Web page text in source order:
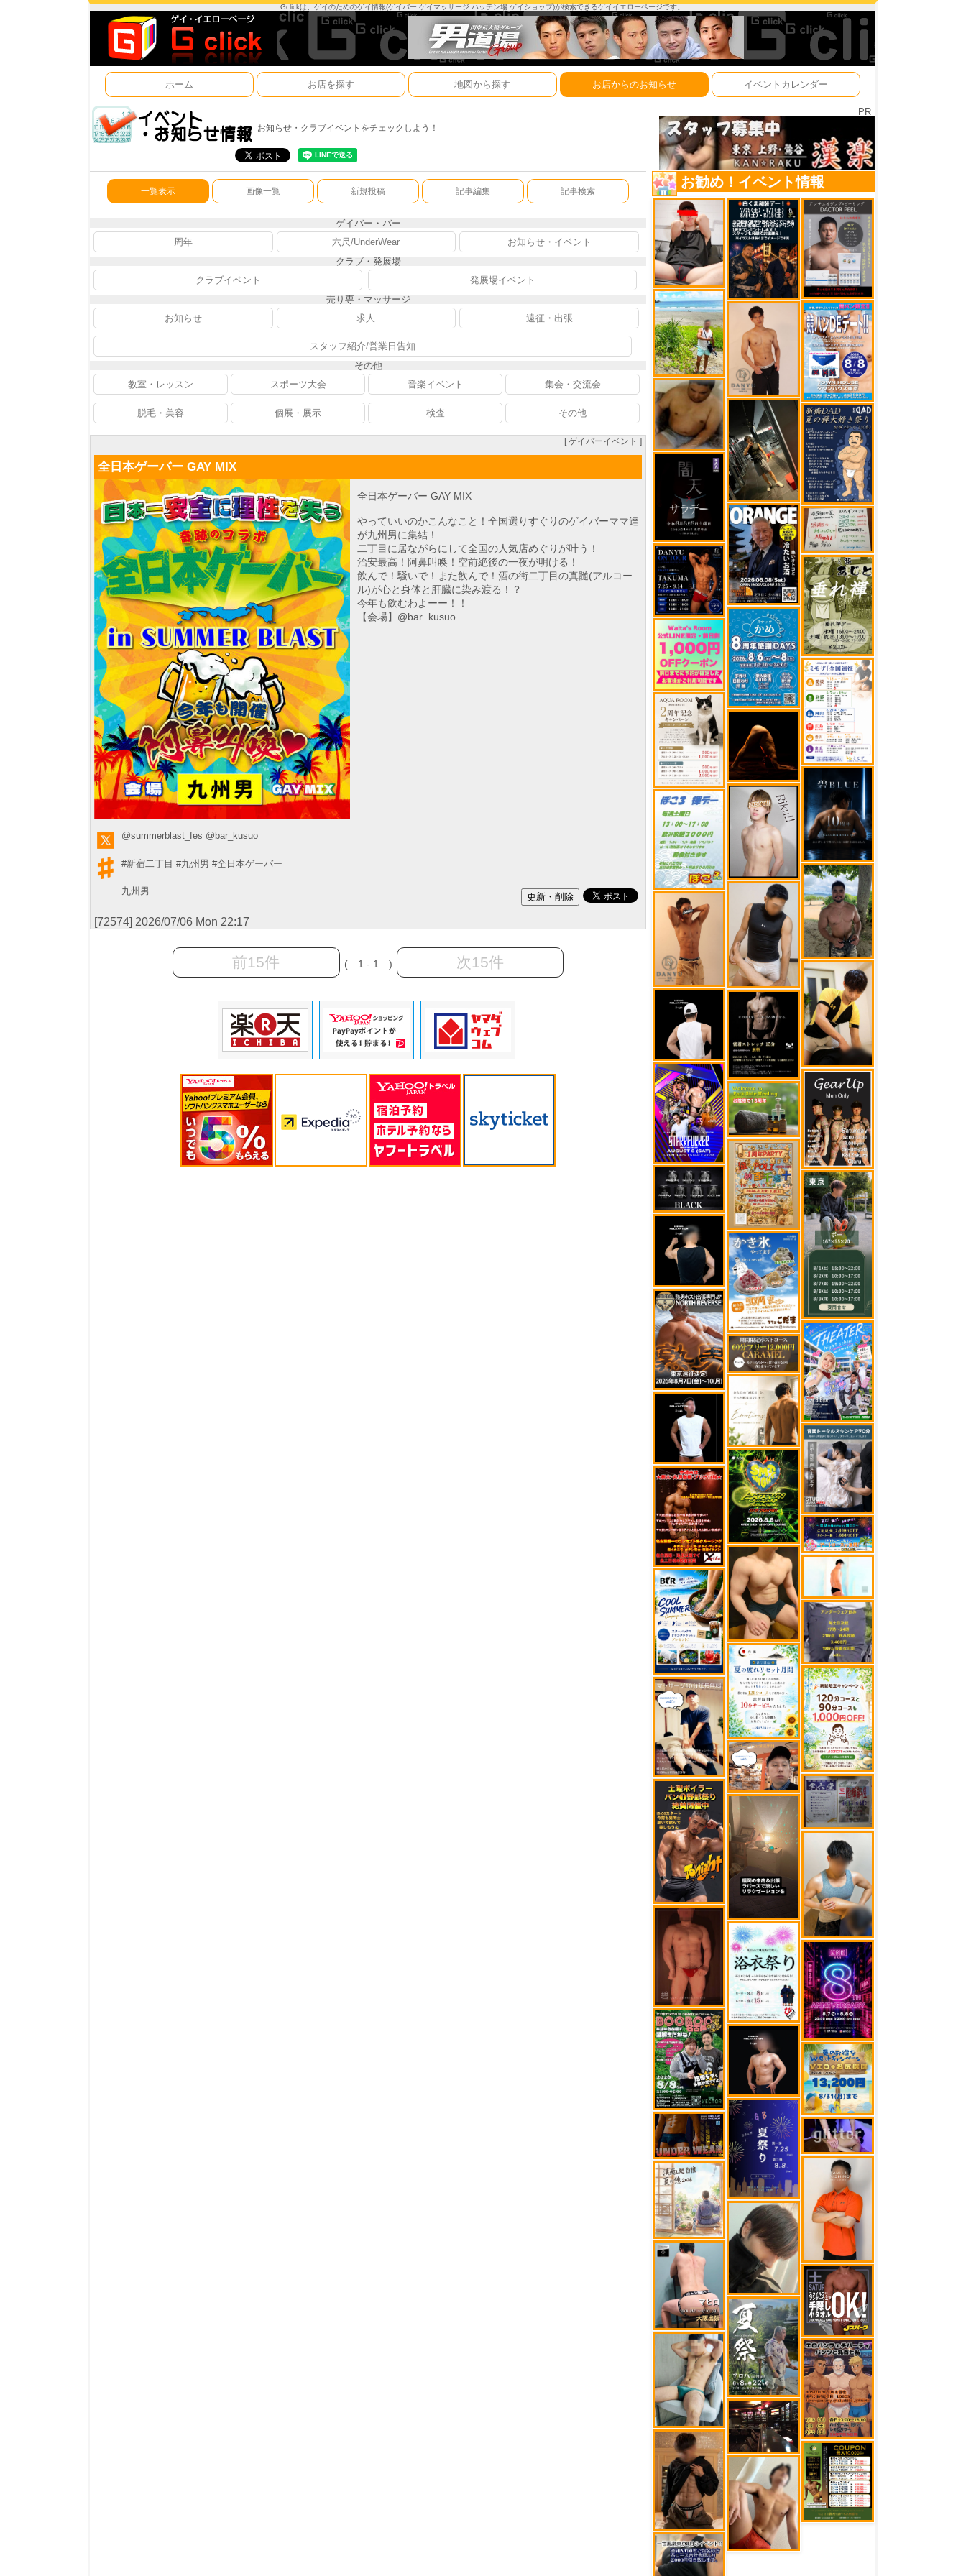
Gclickは、ゲイのためのゲイ情報(ゲイバー ゲイマッサージ ハッテン場 ゲイショップ)が検索できるゲイイエローページです。
ホーム お店を探す 地図から探す お店からのお知らせ イベントカレンダー
お知らせ・クラブイベントをチェックしよう！
PR
一覧表示 画像一覧 新規投稿 記事編集 記事検索
ゲイバー・バー
周年
六尺/UnderWear
お知らせ・イベント
クラブ・発展場
クラブイベント
発展場イベント
売り専・マッサージ
お知らせ
求人 遠征・出張
スタッフ紹介/営業日告知
その他
教室・レッスン
スポーツ大会 音楽イベント 集会・交流会
脱毛・美容 個展・展示 検査 その他
[ ゲイバーイベント ]
全日本ゲーバー GAY MIX
全日本ゲーバー GAY MIX
やっていいのかこんなこと！全国選りすぐりのゲイバーママ達
が九州男に集結！
二丁目に居ながらにして全国の人気店めぐりが叶う！
治安最高！阿鼻叫喚！空前絶後の一夜が明ける！
飲んで！騒いで！また飲んで！酒の街二丁目の真髄(アルコー
ル)が心と身体と肝臓に染み渡る！？
今年も飲むわよーー！！
【会場】@bar_kusuo
@summerblast_fes @bar_kusuo
#新宿二丁目 #九州男 #全日本ゲーバー
九州男
[72574] 2026/07/06 Mon 22:17
前15件 ( 1 - 1 ) 次15件
お勧め！イベント情報